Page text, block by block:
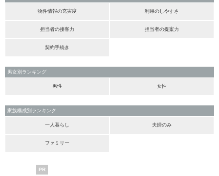
物件情報の充実度 利用のしやすさ
担当者の接客力 担当者の提案力
契約手続き
男女別ランキング
男性 女性
家族構成別ランキング
一人暮らし 夫婦のみ
ファミリー
PR